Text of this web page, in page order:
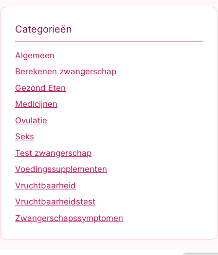
Categorieën
Algemeen
Berekenen zwangerschap
Gezond Eten
Medicijnen
Ovulatie
Seks
Test zwangerschap
Voedingssupplementen
Vruchtbaarheid
Vruchtbaarheidstest
Zwangerschapssymptomen